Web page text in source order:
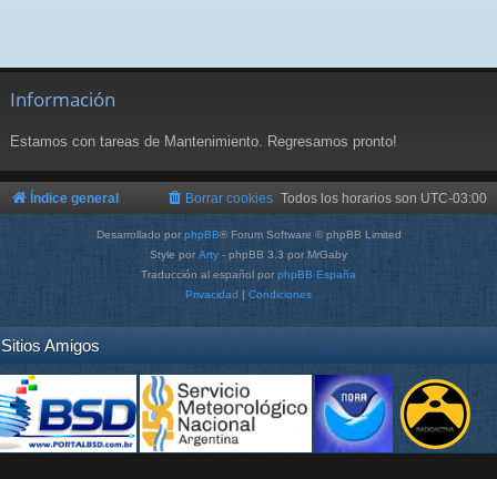
Información
Estamos con tareas de Mantenimiento. Regresamos pronto!
Índice general Todos los horarios son UTC-03:00
Borrar cookies
Desarrollado por phpBB® Forum Software © phpBB Limited
Style por Arty - phpBB 3.3 por MrGaby
Traducción al español por phpBB España
Privacidad | Condiciones
Sitios Amigos